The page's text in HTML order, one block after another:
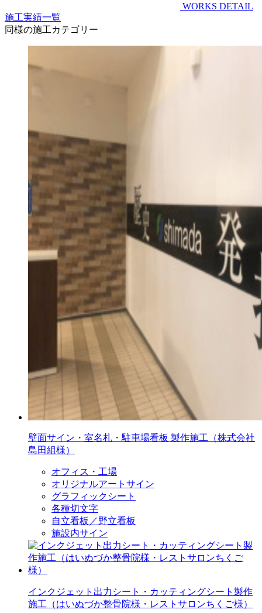
WORKS DETAIL
施工実績一覧
同様の施工カテゴリー
壁面サイン・室名札・駐車場看板 製作施工（株式会社
島田組様）
オフィス・工場
オリジナルアートサイン
グラフィックシート
各種切文字
自立看板／野立看板
施設内サイン
インクジェット出力シート・カッティングシート製作
施工（はいぬづか整骨院様・レストサロンちくご様）